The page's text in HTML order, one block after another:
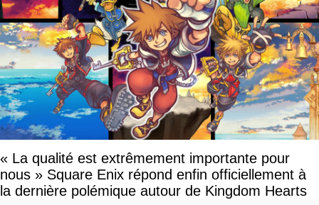
« La qualité est extrêmement importante pour
nous » Square Enix répond enfin officiellement à
la dernière polémique autour de Kingdom Hearts